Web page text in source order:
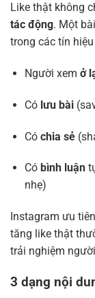
Like thật không
tác động. Một
trong các tín
Người xem ở
Có lưu bài
Có chia sẻ
Có bình luận
nhẹ)
Instagram ưu
tăng like thật
trải nghiệm
3 dạng nội